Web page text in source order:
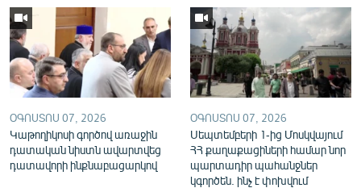
ՀԵՏԵՎԵՔ ՄԵԶ
«Ազատության» բոլոր կայքերը
ՕԳՈՍՏՈՍ 07, 2026
Կաթողիկոսի գործով առաջին
դատական նիստն ավարտվեց
դատավորի ինքնաբացարկով
ՕԳՈՍՏՈՍ 07, 2026
Սեպտեմբերի 1-ից Մոսկվայում
ՀՀ քաղաքացիների համար նոր
պարտադիր պահանջներ
կգործեն. ինչ է փոխվում